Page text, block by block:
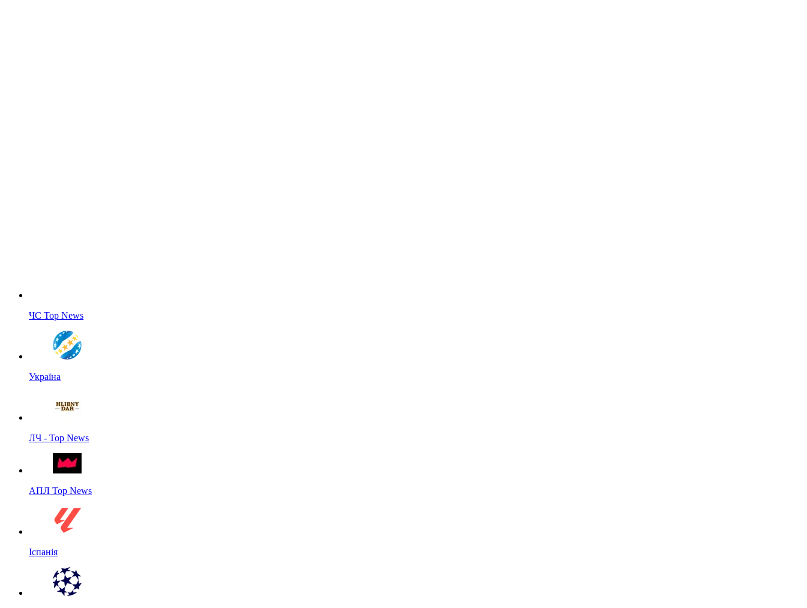
ЧС Top News
Україна
ЛЧ - Top News
АПЛ Top News
Іспанія